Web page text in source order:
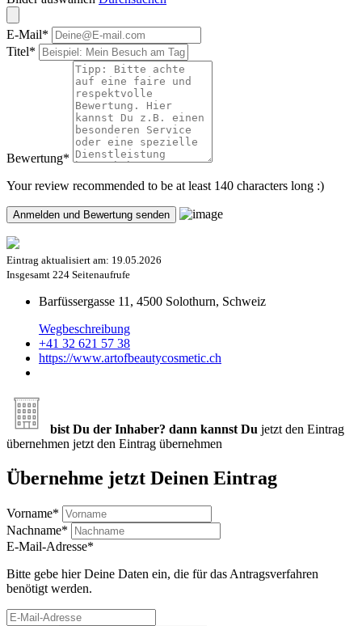
E-Mail*
Titel*
Bewertung*
Your review recommended to be at least 140 characters long :)
Eintrag aktualisiert am: 19.05.2026
Insgesamt 224 Seitenaufrufe
Barfüssergasse 11, 4500 Solothurn, Schweiz
Wegbeschreibung
+41 32 621 57 38
https://www.artofbeautycosmetic.ch
bist Du der Inhaber? dann kannst Du jetzt den Eintrag
übernehmen jetzt den Eintrag übernehmen
Übernehme jetzt Deinen Eintrag
Vorname*
Nachname*
E-Mail-Adresse*
Bitte gebe hier Deine Daten ein, die für das Antragsverfahren
benötigt werden.